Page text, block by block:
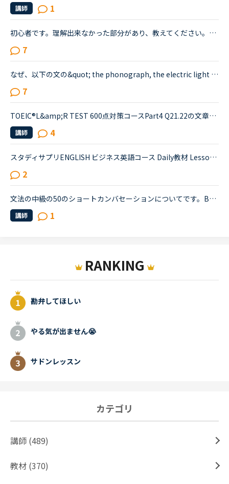
講師 1
初心者です。理解出来なかった部分があり、教えてください。James is asking Charlotte about Gabriella's birthday party. James When was Gabriella's birthday?Charlotte It was last weekend.James How was t...
7
なぜ、以下の文の&quot; the phonograph, the electric light bulb, alkaline storage batteries and the motion picture camera&quot;の中の&quot;alkaline storage batteries&quot;だけが、theのつかない複数で...
7
TOEIC®️L&amp;R TEST 600点対策コースPart4 Q21.22の文章でわからないことがあります。文章は以下の通りです。When you move, you should try to tell banks and credit card companies your new address at leas...
講師 4
スタディサプリENGLISH ビジネス英語コース Daily教材 Lesson 8 の中に、Your colleague says they're relieved they could finish a difficult job. Tell them they'll succeed in any job in any field.Your c...
2
文法の中級の50のショートカンバセーションについてです。Benjamin's son called him at his law firm while he was busy having a meeting. Benjamin &quot;What did my son say?&quot; Secretary &quot;He sai...
講師 1
RANKING
勘弁してほしい
やる気が出ません😭
サドンレッスン
カテゴリ
講師 (489)
教材 (370)